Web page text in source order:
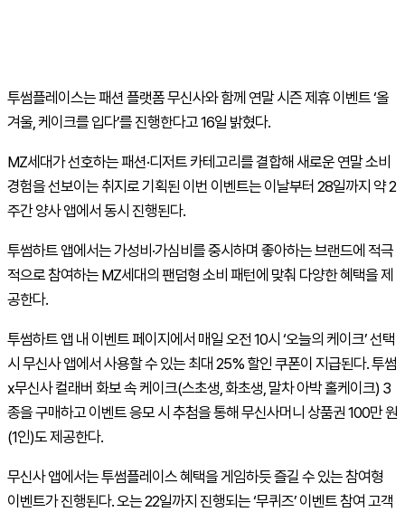
투썸플레이스는 패션 플랫폼 무신사와 함께 연말 시즌 제휴 이벤트 ‘올
겨울, 케이크를 입다’를 진행한다고 16일 밝혔다.
MZ세대가 선호하는 패션·디저트 카테고리를 결합해 새로운 연말 소비
경험을 선보이는 취지로 기획된 이번 이벤트는 이날부터 28일까지 약 2
주간 양사 앱에서 동시 진행된다.
투썸하트 앱에서는 가성비·가심비를 중시하며 좋아하는 브랜드에 적극
적으로 참여하는 MZ세대의 팬덤형 소비 패턴에 맞춰 다양한 혜택을 제
공한다.
투썸하트 앱 내 이벤트 페이지에서 매일 오전 10시 ‘오늘의 케이크’ 선택
시 무신사 앱에서 사용할 수 있는 최대 25% 할인 쿠폰이 지급된다. 투썸
x무신사 컬래버 화보 속 케이크(스초생, 화초생, 말차 아박 홀케이크) 3
종을 구매하고 이벤트 응모 시 추첨을 통해 무신사머니 상품권 100만 원
(1인)도 제공한다.
무신사 앱에서는 투썸플레이스 혜택을 게임하듯 즐길 수 있는 참여형
이벤트가 진행된다. 오는 22일까지 진행되는 ‘무퀴즈’ 이벤트 참여 고객